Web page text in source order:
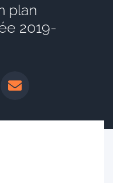
plan
2019-